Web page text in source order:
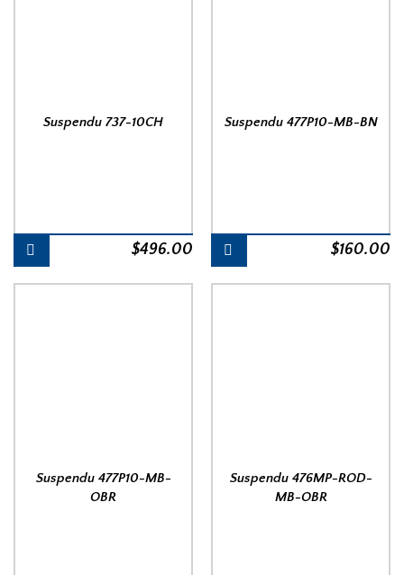
Suspendu 737-10CH
$496.00
Suspendu 477P10-MB-BN
$160.00
Suspendu 477P10-MB-
OBR
Suspendu 476MP-ROD-
MB-OBR